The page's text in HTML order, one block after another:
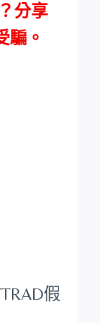
分享
騙。
假